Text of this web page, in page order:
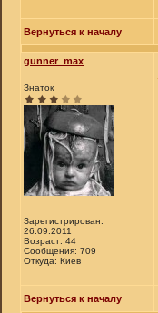
Вернуться к началу
gunner_max
Знаток
Зарегистрирован:
26.09.2011
Возраст: 44
Сообщения: 709
Откуда: Киев
Вернуться к началу